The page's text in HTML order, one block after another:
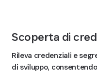
Scoperta di
Rileva credenziali e
di sviluppo,